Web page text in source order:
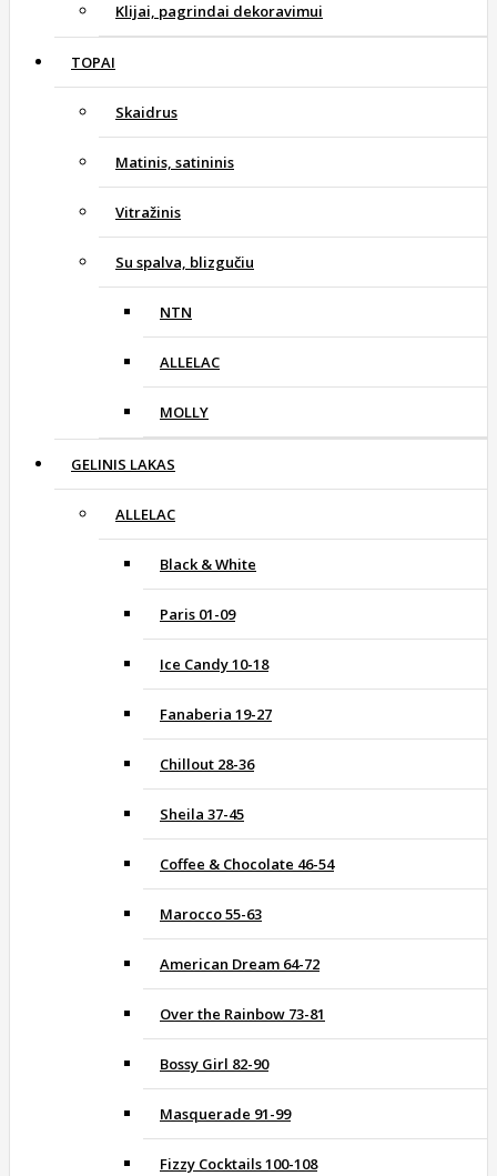
Klijai, pagrindai dekoravimui
TOPAI
Skaidrus
Matinis, satininis
Vitražinis
Su spalva, blizgučiu
NTN
ALLELAC
MOLLY
GELINIS LAKAS
ALLELAC
Black & White
Paris 01-09
Ice Candy 10-18
Fanaberia 19-27
Chillout 28-36
Sheila 37-45
Coffee & Chocolate 46-54
Marocco 55-63
American Dream 64-72
Over the Rainbow 73-81
Bossy Girl 82-90
Masquerade 91-99
Fizzy Cocktails 100-108